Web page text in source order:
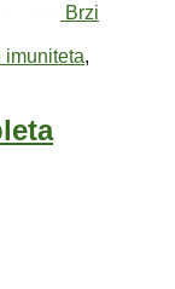
Brzi
imuniteta,